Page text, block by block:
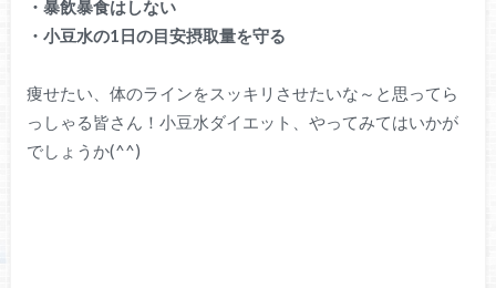
・暴飲暴食はしない
・小豆水の1日の目安摂取量を守る
痩せたい、体のラインをスッキリさせたいな～と思ってら
っしゃる皆さん！小豆水ダイエット、やってみてはいかが
でしょうか(^^)